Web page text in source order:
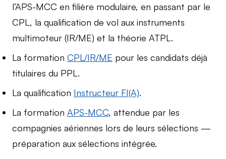
l’APS-MCC en filière modulaire, en passant par le
CPL, la qualification de vol aux instruments
multimoteur (IR/ME) et la théorie ATPL.
La formation CPL/IR/ME pour les candidats déjà
titulaires du PPL.
La qualification Instructeur FI(A).
La formation APS-MCC, attendue par les
compagnies aériennes lors de leurs sélections —
préparation aux sélections intégrée.